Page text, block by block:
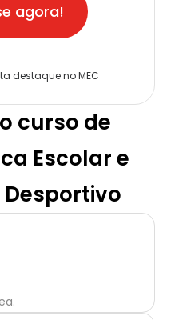
curso de
Escolar e
agora!
destaque no MEC